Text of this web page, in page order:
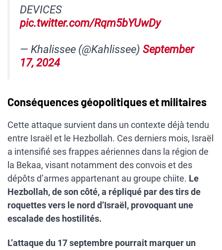
DEVICES
pic.twitter.com/Rqm5bYUwDy
— Khalissee (@Kahlissee) September
17, 2024
Conséquences géopolitiques et militaires
Cette attaque survient dans un contexte déjà tendu
entre Israël et le Hezbollah. Ces derniers mois, Israël
a intensifié ses frappes aériennes dans la région de
la Bekaa, visant notamment des convois et des
dépôts d’armes appartenant au groupe chiite. Le
Hezbollah, de son côté, a répliqué par des tirs de
roquettes vers le nord d’Israël, provoquant une
escalade des hostilités.
L’attaque du 17 septembre pourrait marquer un